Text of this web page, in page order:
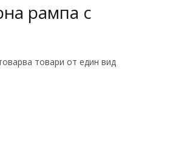
рампа с
товари от един вид